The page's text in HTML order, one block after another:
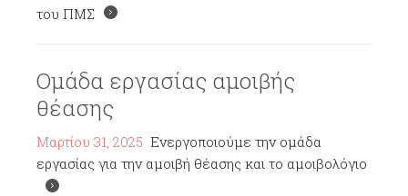
του ΠΜΣ
Ομάδα εργασίας αμοιβής
θέασης
Μαρτίου 31, 2025 Ενεργοποιούμε την ομάδα
εργασίας για την αμοιβή θέασης και το αμοιβολόγιο